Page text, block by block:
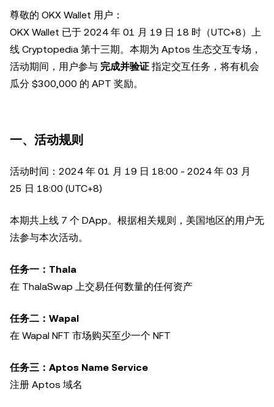
尊敬的 OKX Wallet 用户：
OKX Wallet 已于 2024 年 01 月 19 日 18 时（UTC+8）上
线 Cryptopedia 第十三期。本期为 Aptos 生态交互专场，
活动期间，用户参与 完成并验证 指定交互任务，将有机会
瓜分 $300,000 的 APT 奖励。
一、活动规则
活动时间：2024 年 01 月 19 日 18:00 - 2024 年 03 月
25 日 18:00 (UTC+8)
本期共上线 7 个 DApp。根据相关规则，美国地区的用户无
法参与本次活动。
任务一：Thala
在 ThalaSwap 上交易任何数量的任何资产
任务二：Wapal
在 Wapal NFT 市场购买至少一个 NFT
任务三：Aptos Name Service
注册 Aptos 域名